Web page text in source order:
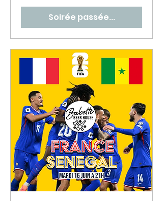
Soirée passée...